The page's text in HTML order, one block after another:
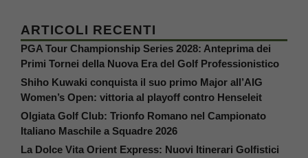
ARTICOLI RECENTI
PGA Tour Championship Series 2028: Anteprima dei
Primi Tornei della Nuova Era del Golf Professionistico
Shiho Kuwaki conquista il suo primo Major all’AIG
Women’s Open: vittoria al playoff contro Henseleit
Olgiata Golf Club: Trionfo Romano nel Campionato
Italiano Maschile a Squadre 2026
La Dolce Vita Orient Express: Nuovi Itinerari Golfistici